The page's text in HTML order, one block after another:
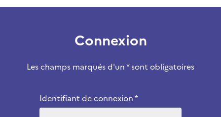
Connexion
Les champs marqués d'un * sont obligatoires
Identifiant de connexion *